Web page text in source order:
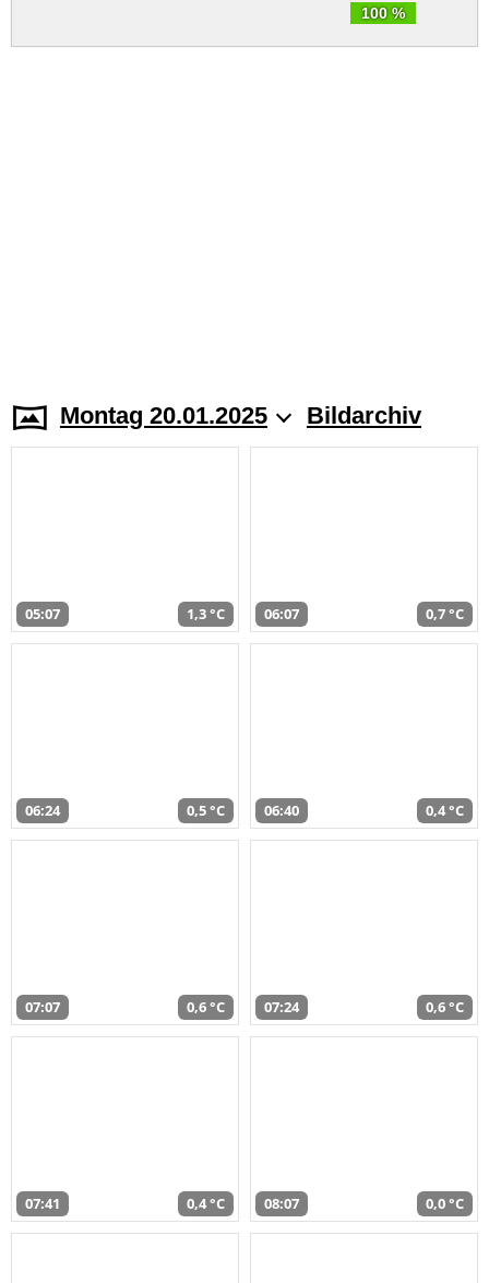
100 %
Montag 20.01.2025 Bildarchiv
05:07 1,3 °C 06:07 0,7 °C
06:24 0,5 °C 06:40 0,4 °C
07:07 0,6 °C 07:24 0,6 °C
07:41 0,4 °C 08:07 0,0 °C